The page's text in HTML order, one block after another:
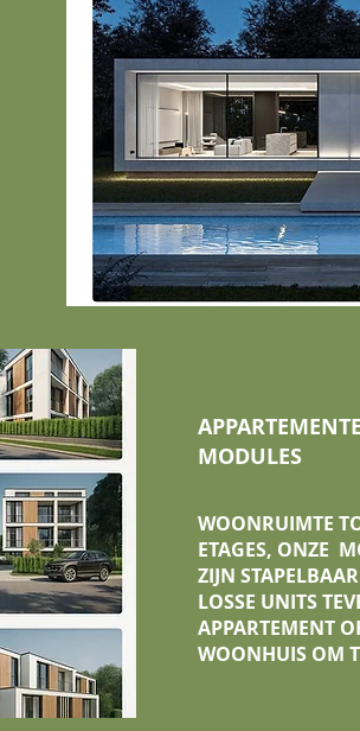
MODULES
WOONRUIMTE
ETAGES, ONZE
ZIJN
LOSSE UNITS
APPARTEMENT
WOONHUIS OM